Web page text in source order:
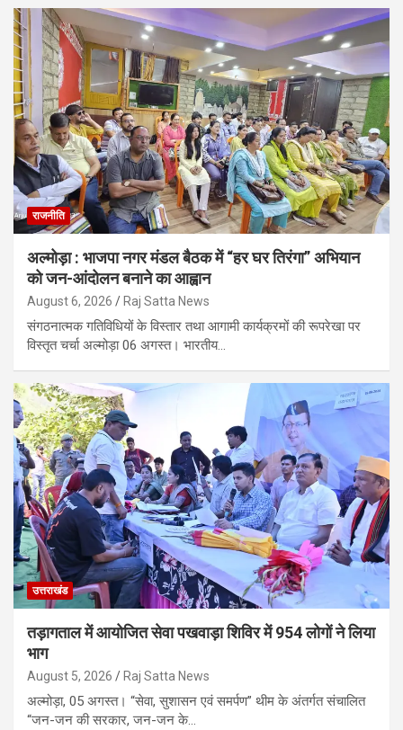
राजनीति
अल्मोड़ा : भाजपा नगर मंडल बैठक में “हर घर तिरंगा” अभियान
को जन-आंदोलन बनाने का आह्वान
August 6, 2026 Raj Satta News
संगठनात्मक गतिविधियों के विस्तार तथा आगामी कार्यक्रमों की रूपरेखा पर
विस्तृत चर्चा अल्मोड़ा 06 अगस्त। भारतीय…
उत्तराखंड
तड़ागताल में आयोजित सेवा पखवाड़ा शिविर में 954 लोगों ने लिया
भाग
August 5, 2026 Raj Satta News
अल्मोड़ा, 05 अगस्त। “सेवा, सुशासन एवं समर्पण” थीम के अंतर्गत संचालित
“जन-जन की सरकार, जन-जन के…